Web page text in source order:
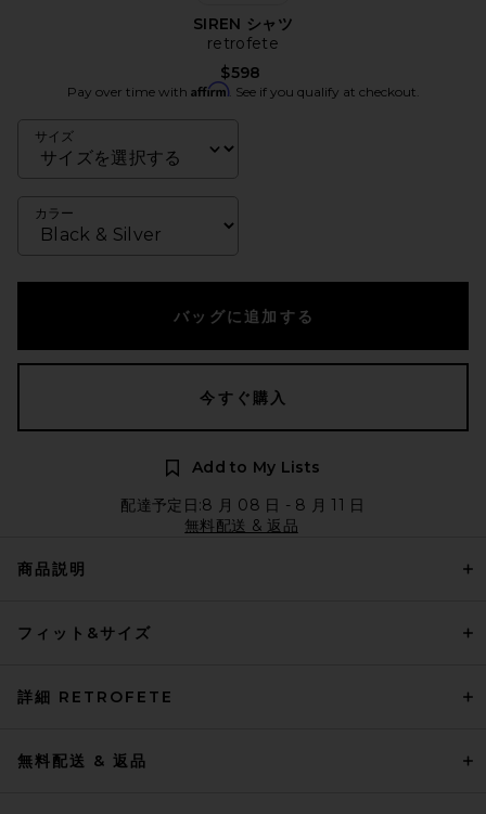
SIREN シャツ
retrofete
$598
Pay over time with Affirm. See if you qualify at checkout.
サイズ
カラー
バッグに追加する
今すぐ購入
Add to My Lists
配達予定日:8 月 08 日 - 8 月 11 日
無料配送 & 返品
商品説明
フィット&サイズ
詳細 RETROFETE
無料配送 & 返品